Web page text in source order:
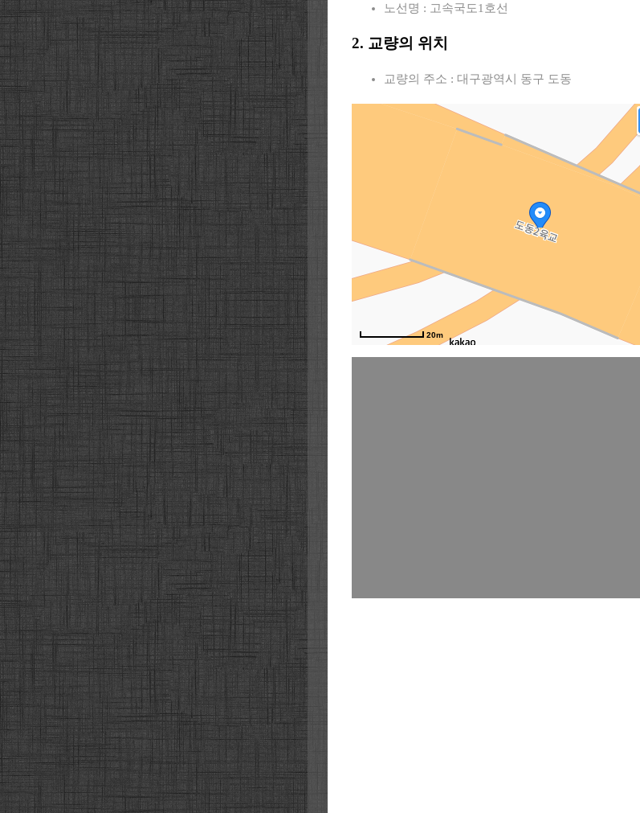
노선명 : 고속국도1호선
2. 교량의 위치
교량의 주소 : 대구광역시 동구 도동
20m